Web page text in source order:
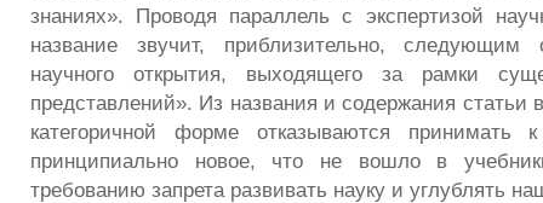
знаниях». Проводя параллель с экспертизой
название звучит, приблизительно, следующим
научного открытия, выходящего за рамки
представлений». Из названия и содержания статьи
категоричной форме отказываются принимать
принципиально новое, что не вошло в
требованию запрета развивать науку и углублять